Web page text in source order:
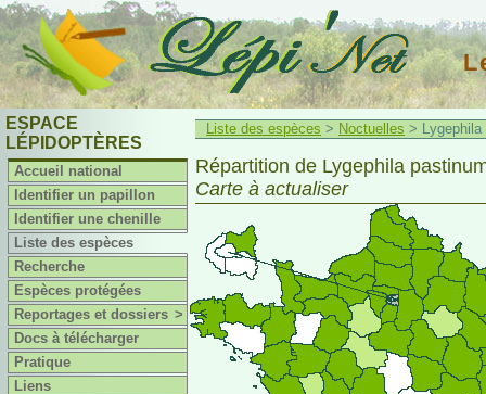
ESPACE
LÉPIDOPTÈRES
Accueil national
Identifier un papillon
Identifier une chenille
Liste des espèces
Recherche
Espèces protégées
Reportages et dossiers >
Docs à télécharger
Pratique
Liens
Liste des espèces > Noctuelles > Lygephila
Répartition de Lygephila
Carte à actualiser